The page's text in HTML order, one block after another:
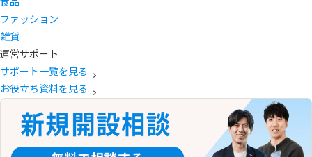
ファッション
雑貨
運営サポート
サポート一覧を見る
お役立ち資料を見る